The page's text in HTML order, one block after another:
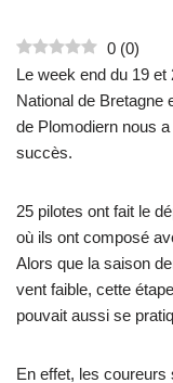
0 (0)
Le week end du 19
National de Bretagne
de Plomodiern nous
succès.
25 pilotes ont fait le
où ils ont composé
Alors que la saison
vent faible, cette
pouvait aussi se
En effet, les